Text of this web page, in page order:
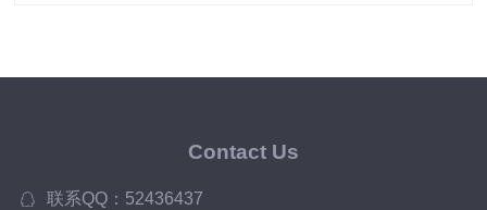
Contact Us
联系QQ：52436437